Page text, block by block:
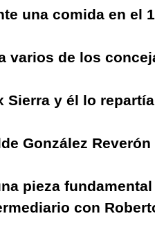
una comida en el
varios de los
y él lo
González
pieza
con